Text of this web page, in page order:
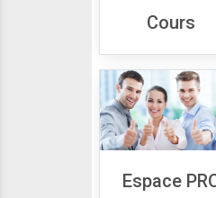
Cours
Espace